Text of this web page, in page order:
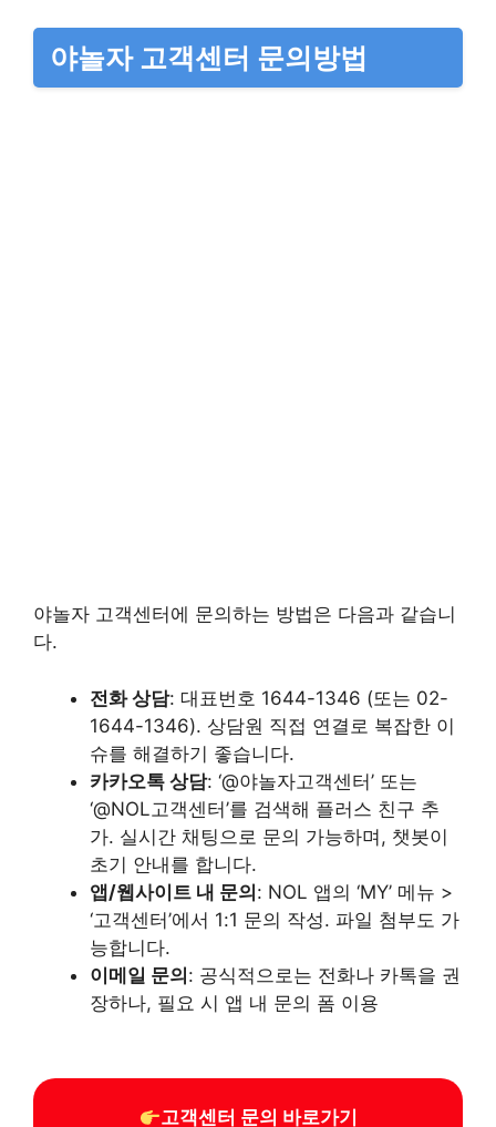
야놀자 고객센터 문의방법
야놀자 고객센터에 문의하는 방법은 다음과 같습니
다.
전화 상담: 대표번호 1644-1346 (또는 02-
1644-1346). 상담원 직접 연결로 복잡한 이
슈를 해결하기 좋습니다.
카카오톡 상담: ‘@야놀자고객센터’ 또는
‘@NOL고객센터’를 검색해 플러스 친구 추
가. 실시간 채팅으로 문의 가능하며, 챗봇이
초기 안내를 합니다.
앱/웹사이트 내 문의: NOL 앱의 ‘MY’ 메뉴 >
‘고객센터’에서 1:1 문의 작성. 파일 첨부도 가
능합니다.
이메일 문의: 공식적으로는 전화나 카톡을 권
장하나, 필요 시 앱 내 문의 폼 이용
고객센터 문의 바로가기